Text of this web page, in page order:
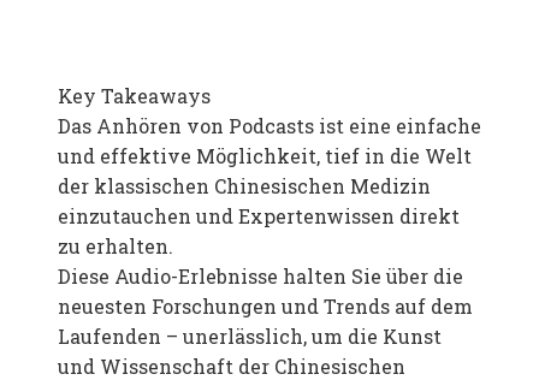
Key Takeaways
Das Anhören von Podcasts ist eine einfache
und effektive Möglichkeit, tief in die Welt
der klassischen Chinesischen Medizin
einzutauchen und Expertenwissen direkt
zu erhalten.
Diese Audio-Erlebnisse halten Sie über die
neuesten Forschungen und Trends auf dem
Laufenden – unerlässlich, um die Kunst
und Wissenschaft der Chinesischen